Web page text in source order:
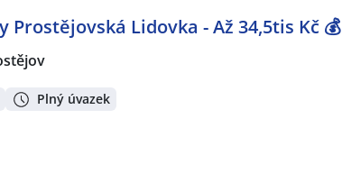
Prostějovská Lidovka - Až 34,5tis Kč 💰
Plný úvazek